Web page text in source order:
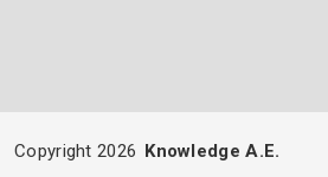
Copyright 2026 Knowledge A.E.